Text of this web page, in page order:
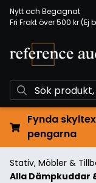
Nytt och Begagnat
Fri Frakt över 500 kr
Fynda
pengarna
Stativ, Möbler &
Alla Dämpkuddar